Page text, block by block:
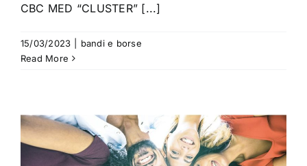
CBC MED “CLUSTER” [...]
15/03/2023
bandi e borse
Read More